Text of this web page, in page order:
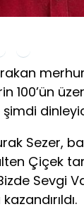
100’ün
şimdi
Sezer,
Çiçek
Sevgi